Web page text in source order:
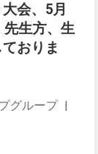
会、5月
先生方、生
おりま
グループ |